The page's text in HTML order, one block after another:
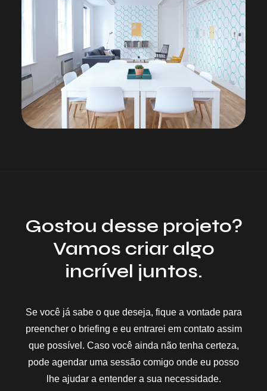
Gostou desse projeto?
Vamos criar algo
incrível juntos.
Se você já sabe o que deseja, fique a vontade para
preencher o briefing e eu entrarei em contato assim
que possível. Caso você ainda não tenha certeza,
pode agendar uma sessão comigo onde eu posso
lhe ajudar a entender a sua necessidade.